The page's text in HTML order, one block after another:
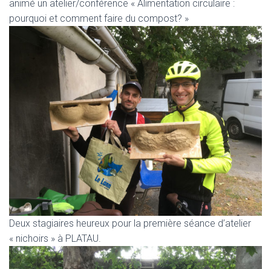
animé un atelier/conférence « Alimentation circulaire :
pourquoi et comment faire du compost? »
Deux stagiaires heureux pour la première séance d’atelier
« nichoirs » à PLATAU.